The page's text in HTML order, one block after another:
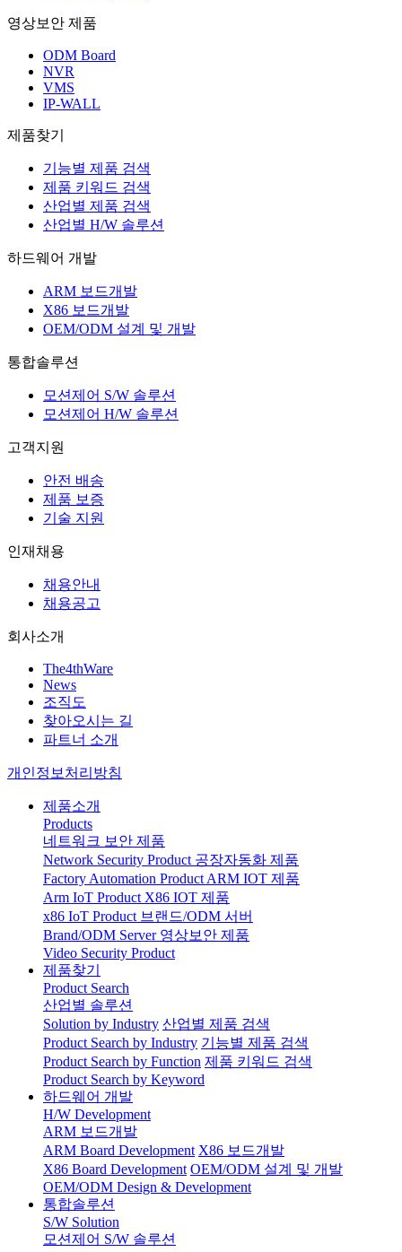
영상보안 제품
ODM Board
NVR
VMS
IP-WALL
제품찾기
기능별 제품 검색
제품 키워드 검색
산업별 제품 검색
산업별 H/W 솔루션
하드웨어 개발
ARM 보드개발
X86 보드개발
OEM/ODM 설계 및 개발
통합솔루션
모션제어 S/W 솔루션
모션제어 H/W 솔루션
고객지원
안전 배송
제품 보증
기술 지원
인재채용
채용안내
채용공고
회사소개
The4thWare
News
조직도
찾아오시는 길
파트너 소개
개인정보처리방침
제품소개
Products
네트워크 보안 제품
Network Security Product 공장자동화 제품
Factory Automation Product ARM IOT 제품
Arm IoT Product X86 IOT 제품
x86 IoT Product 브랜드/ODM 서버
Brand/ODM Server 영상보안 제품
Video Security Product
제품찾기
Product Search
산업별 솔루션
Solution by Industry 산업별 제품 검색
Product Search by Industry 기능별 제품 검색
Product Search by Function 제품 키워드 검색
Product Search by Keyword
하드웨어 개발
H/W Development
ARM 보드개발
ARM Board Development X86 보드개발
X86 Board Development OEM/ODM 설계 및 개발
OEM/ODM Design & Development
통합솔루션
S/W Solution
모션제어 S/W 솔루션